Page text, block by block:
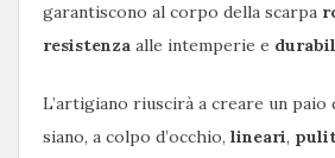
garantiscono al corpo della scarpa
resistenza alle intemperie e
L’artigiano riuscirà a creare un paio
siano, a colpo d’occhio, lineari,